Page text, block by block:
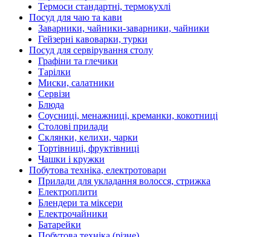
Термоси стандартні, термокухлі
Посуд для чаю та кави
Заварники, чайники-заварники, чайники
Гейзерні кавоварки, турки
Посуд для сервірування столу
Графіни та глечики
Тарілки
Миски, салатники
Сервізи
Блюда
Соусниці, менажниці, креманки, кокотниці
Столові прилади
Склянки, келихи, чарки
Тортівниці, фруктівниці
Чашки і кружки
Побутова техніка, електротовари
Прилади для укладання волосся, стрижка
Електроплити
Блендери та міксери
Електрочайники
Батарейки